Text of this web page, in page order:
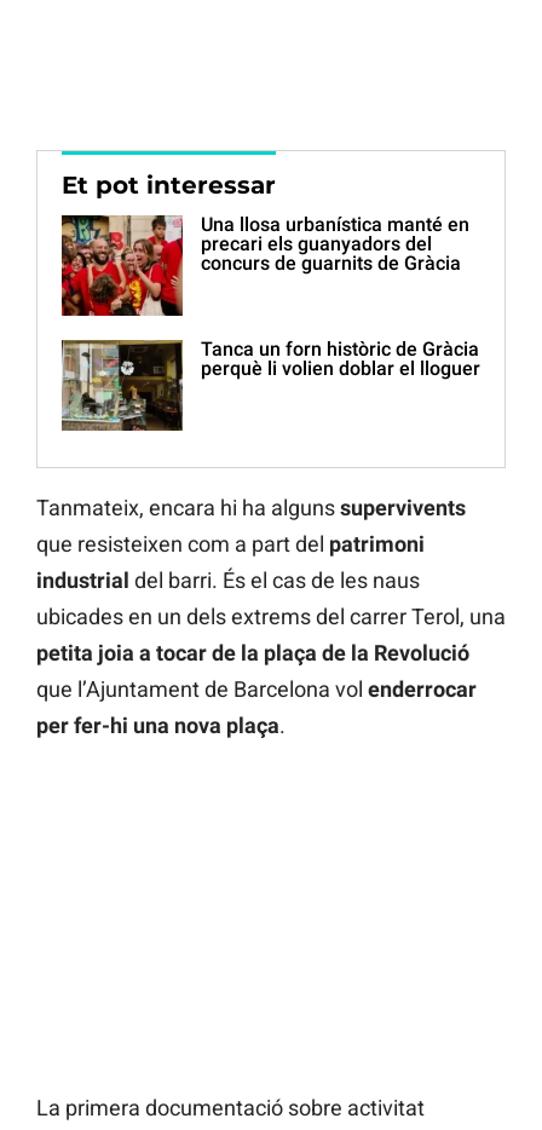
Et pot interessar
Una llosa urbanística manté en
precari els guanyadors del
concurs de guarnits de Gràcia
Tanca un forn històric de Gràcia
perquè li volien doblar el lloguer
Tanmateix, encara hi ha algunssupervivents
que resisteixen com a part del patrimoni
industrial del barri. És el cas de les naus
ubicades en un dels extrems del carrer Terol, una
petita joia a tocar de la plaça de la Revolució
que l’Ajuntament de Barcelona vol enderrocar
per fer-hi una nova plaça.
La primera documentació sobre activitat